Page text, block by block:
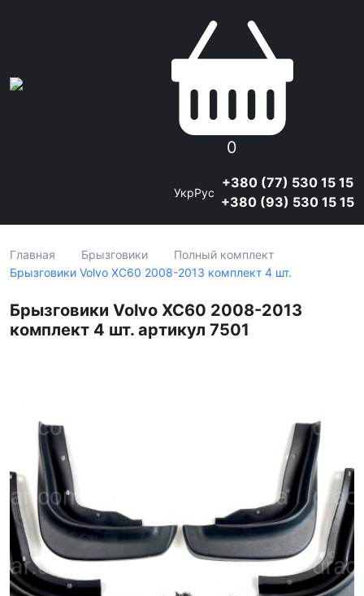
0
УкрРус
+380 (77) 530 15 15
+380 (93) 530 15 15
Главная Брызговики
Полный комплект
Брызговики Volvo XC60 2008-2013 комплект 4 шт.
Брызговики Volvo XC60 2008-2013
комплект 4 шт. артикул 7501